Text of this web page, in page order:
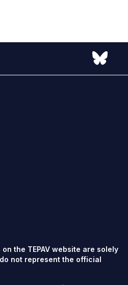
the TEPAV website are solely
not represent the official